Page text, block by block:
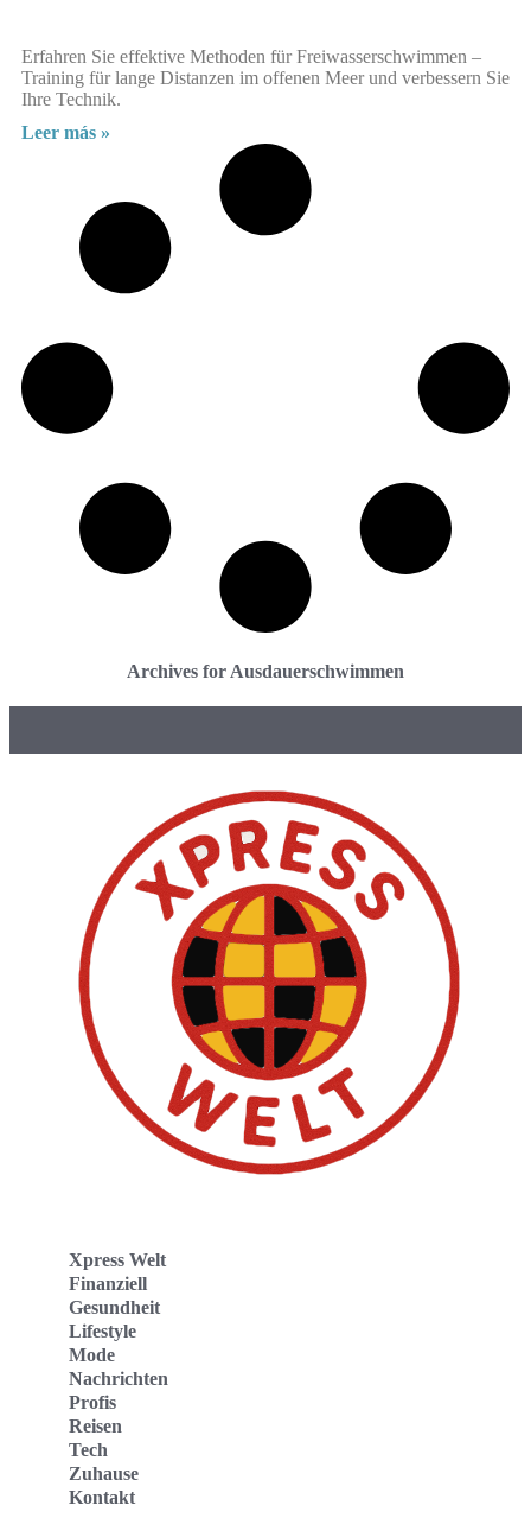
Erfahren Sie effektive Methoden für Freiwasserschwimmen –
Training für lange Distanzen im offenen Meer und verbessern Sie
Ihre Technik.
Leer más »
Archives for Ausdauerschwimmen
Xpress Welt
Finanziell
Gesundheit
Lifestyle
Mode
Nachrichten
Profis
Reisen
Tech
Zuhause
Kontakt